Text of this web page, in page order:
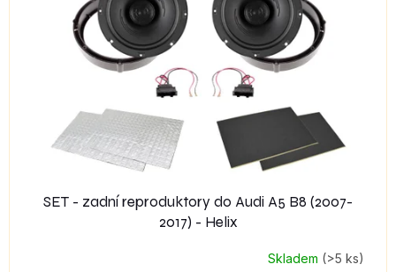
SET - zadní reproduktory do Audi A5 B8 (2007-
2017) - Helix
Skladem (>5 ks)